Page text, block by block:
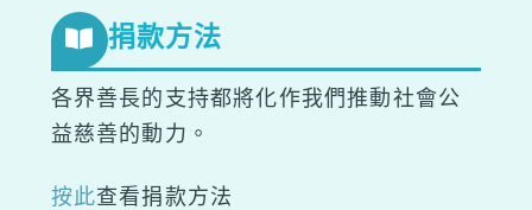
捐款方法
各界善長的支持都將化作我們推動社會公
益慈善的動力。
按此查看捐款方法